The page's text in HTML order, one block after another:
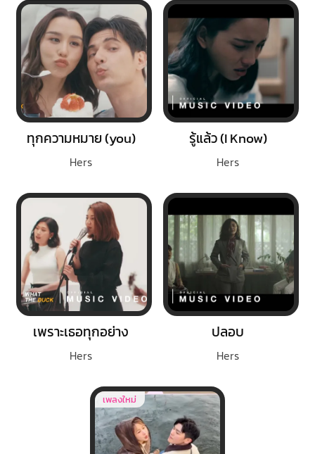
ทุกความหมาย (you)
Hers
รู้แล้ว (I Know)
Hers
เพราะเธอทุกอย่าง
Hers
ปลอบ
Hers
เพลงใหม่